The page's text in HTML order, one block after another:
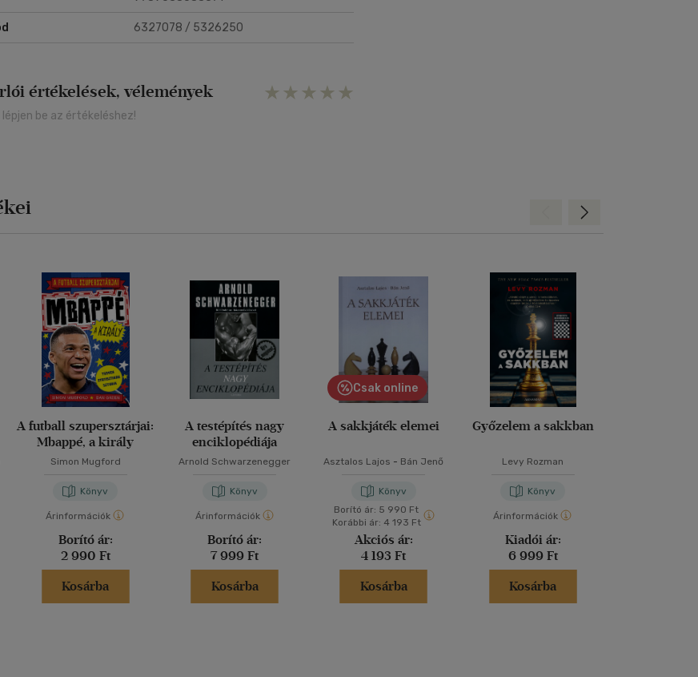
6327078 / 5326250
értékelések, vélemények
lépjen be az értékeléshez!
A futball szupersztárjai:
Mbappé, a király
Simon Mugford
Könyv
Árinformációk
Borító ár:
2 990 Ft
Kosárba
A testépítés nagy
enciklopédiája
Arnold Schwarzenegger
Könyv
Árinformációk
Borító ár:
7 999 Ft
Kosárba
Csak online
A sakkjáték elemei
Asztalos Lajos - Bán Jenő
Könyv
Borító ár: 5 990 Ft
Korábbi ár: 4 193 Ft
Akciós ár:
4 193 Ft
Kosárba
Győzelem a sakkban
Levy Rozman
Könyv
Árinformációk
Kiadói ár:
6 999 Ft
Kosárba
Előre